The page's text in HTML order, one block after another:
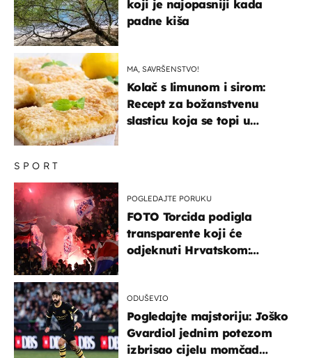
SPORT
POGLEDAJTE PORUKU
FOTO Torcida podigla
transparente koji će
odjeknuti Hrvatskom:
ODUŠEVIO
Pogledajte majstoriju: Joško
Gvardiol jednim potezom
izbrisao cijelu momčad
koji je najopasniji kada
padne kiša
MA, SAVRŠENSTVO!
Kolač s limunom i sirom:
Recept za božanstvenu
slasticu koja se topi u